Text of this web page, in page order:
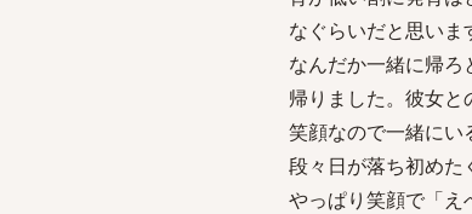
なぐらいだと思いま
なんだか一緒に帰ろ
帰りました。彼女
笑顔なので一緒にい
段々日が落ち初めた
やっぱり笑顔で「